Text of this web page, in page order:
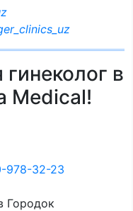
в
Medical!
978-32-23
Городок